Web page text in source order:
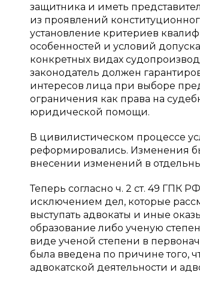
защитника и иметь
из проявлений
установление критериев
особенностей и условий
конкретных видах
законодатель должен
интересов лица при выборе
ограничения как права на
юридической помощи.
В цивилистическом процессе
реформировались. Изменения
внесении изменений в
Теперь согласно ч. 2 ст. 49 ГПК
исключением дел, которые
выступать адвокаты и иные
образование либо ученую
виде ученой степени в
была введена по причине того,
адвокатской деятельности и